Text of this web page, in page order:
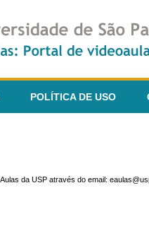
POLÍTICA DE USO
da USP através do email: